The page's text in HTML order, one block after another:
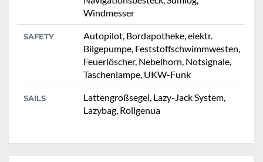
Windmesser
SAFETY
Autopilot, Bordapotheke, elektr.
Bilgepumpe, Feststoffschwimmwesten,
Feuerlöscher, Nebelhorn, Notsignale,
Taschenlampe, UKW-Funk
SAILS
Lattengroßsegel, Lazy-Jack System,
Lazybag, Rollgenua